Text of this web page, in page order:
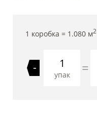
1 коробка = 1.080 м2
-
упак =